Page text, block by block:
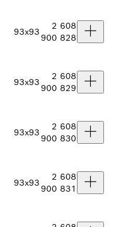
93x93
180
חורים
5 יח'
93x93
240
חורים
5 יח'
93x93
320
חורים
5 יח'
93x93
400
חורים
5 יח'